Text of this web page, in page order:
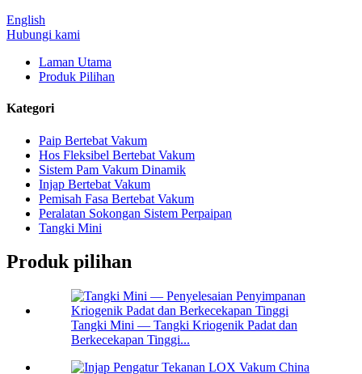
English
Hubungi kami
Laman Utama
Produk Pilihan
Kategori
Paip Bertebat Vakum
Hos Fleksibel Bertebat Vakum
Sistem Pam Vakum Dinamik
Injap Bertebat Vakum
Pemisah Fasa Bertebat Vakum
Peralatan Sokongan Sistem Perpaipan
Tangki Mini
Produk pilihan
Tangki Mini — Tangki Kriogenik Padat dan
Berkecekapan Tinggi...